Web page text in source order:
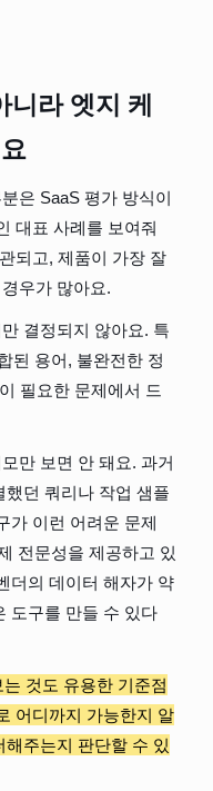
라 엣지 케
은 SaaS 평가 방식이
대표 사례를 보여줘
되고, 제품이 가장 잘
우가 많아요.
결정되지 않아요. 특
된 용어, 불완전한 정
필요한 문제에서 드
만 보면 안 돼요. 과거
던 쿼리나 작업 샘플
가 이런 어려운 문제
전문성을 제공하고 있
더의 데이터 해자가 약
도구를 만들 수 있다
것도 유용한 기준점
어디까지 가능한지 알
주는지 판단할 수 있